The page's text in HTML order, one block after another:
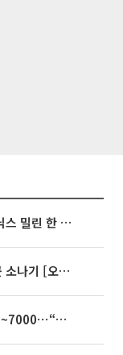
[베스트&워스트] 삼성전자·SK하이닉스 밀린 한 주…상상인증권은 85% 급등
35도 안팎 무더위 이어져…전국 곳곳 소나기 [오늘 날씨]
[주간증시전망] 다음주 코스피 6000~7000⋯“外人 수급은 정책이 변수”